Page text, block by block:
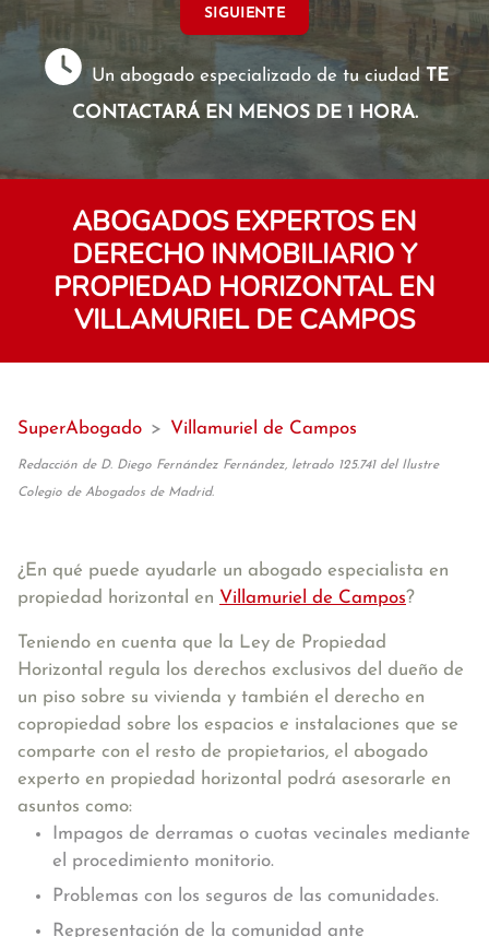
SIGUIENTE
Un abogado especializado de tu ciudadTE
CONTACTARÁ EN MENOS DE 1 HORA.
ABOGADOS EXPERTOS EN
DERECHO INMOBILIARIO Y
PROPIEDAD HORIZONTAL EN
VILLAMURIEL DE CAMPOS
SuperAbogado > Villamuriel de Campos
Redacción de D. Diego Fernández Fernández, letrado 125.741 del Ilustre
Colegio de Abogados de Madrid.
¿En qué puede ayudarle un abogado especialista en
propiedad horizontal en Villamuriel de Campos?
Teniendo en cuenta que la Ley de Propiedad
Horizontal regula los derechos exclusivos del dueño de
un piso sobre su vivienda y también el derecho en
copropiedad sobre los espacios e instalaciones que se
comparte con el resto de propietarios, el abogado
experto en propiedad horizontal podrá asesorarle en
asuntos como:
Impagos de derramas o cuotas vecinales mediante
el procedimiento monitorio.
Problemas con los seguros de las comunidades.
Representación de la comunidad ante